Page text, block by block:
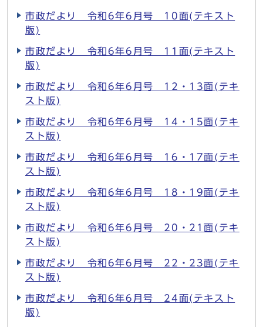
市政だより 令和6年6月号 10面(テキスト
版)
市政だより 令和6年6月号 11面(テキスト
版)
市政だより 令和6年6月号 12・13面(テキ
スト版)
市政だより 令和6年6月号 14・15面(テキ
スト版)
市政だより 令和6年6月号 16・17面(テキ
スト版)
市政だより 令和6年6月号 18・19面(テキ
スト版)
市政だより 令和6年6月号 20・21面(テキ
スト版)
市政だより 令和6年6月号 22・23面(テキ
スト版)
市政だより 令和6年6月号 24面(テキスト
版)